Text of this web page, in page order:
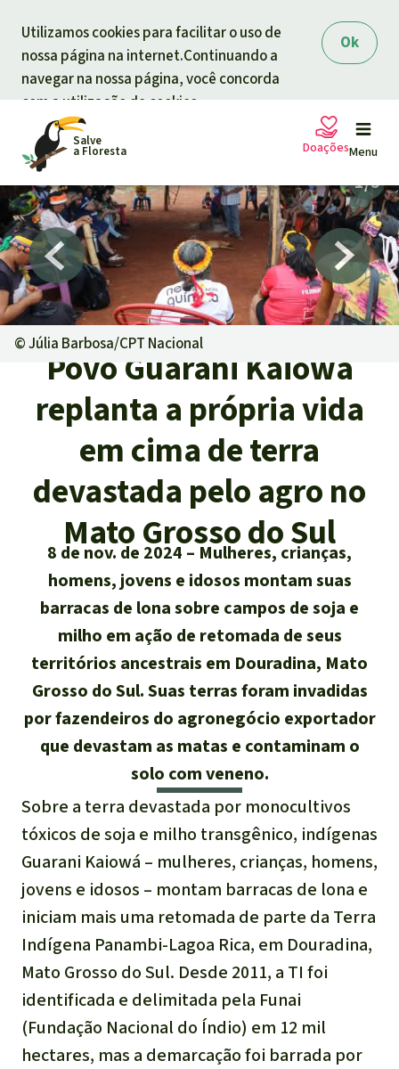
Ok
Utilizamos cookies para facilitar o uso de
nossa página na internet.Continuando a
navegar na nossa página, você concorda
com a utilização de cookies.
Salve
a Floresta Menu
Petições
Projetos
Informar
Informar
Atualidades
Êxitos
Temas
A Floresta Tropical
Biodiversidade:
Clima
Óleo de palma
Agroenergia e
Biocombustíveis
Ouro
Madeira tropical
Pecuária intensiva
Roubo de terras
Alumínio
Caça furtiva
Áreas de proteção
ambiental
Quem somos
Salve a Floresta
Quem somos
FAQ
Transparência
Contato
Português
Deutsch
English
Français
Italiano
Indonesia
Doações
A sua doação ajuda
Doação geral
Doar para um tema
Proteção de florestas
Proteção dos animais
Doar para uma região
Sudeste asiático
África
América Latina
©Júlia Barbosa/CPT Nacional
Povo Guarani Kaiowá
replanta a própria vida
em cima de terra
devastada pelo agro no
Mato Grosso do Sul
8 de nov. de 2024
Mulheres, crianças,
homens, jovens e idosos montam suas
barracas de lona sobre campos de soja e
milho em ação de retomada de seus
territórios ancestrais em Douradina, Mato
Grosso do Sul. Suas terras foram invadidas
por fazendeiros do agronegócio exportador
que devastam as matas e contaminam o
solo com veneno.
Sobre a terra devastada por monocultivos
tóxicos de soja e milho transgênico, indígenas
Guarani Kaiowá – mulheres, crianças, homens,
jovens e idosos – montam barracas de lona e
iniciam mais uma retomada de parte da Terra
Indígena Panambi-Lagoa Rica, em Douradina,
Mato Grosso do Sul. Desde 2011, a TI foi
identificada e delimitada pela Funai
(Fundação Nacional do Índio) em 12 mil
hectares, mas a demarcação foi barrada por